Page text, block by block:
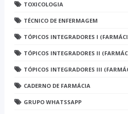
TOXICOLOGIA
TÉCNICO DE ENFERMAGEM
TÓPICOS INTEGRADORES I
TÓPICOS INTEGRADORES II
TÓPICOS INTEGRADORES III
CADERNO DE FARMÁCIA
GRUPO WHATSSAPP